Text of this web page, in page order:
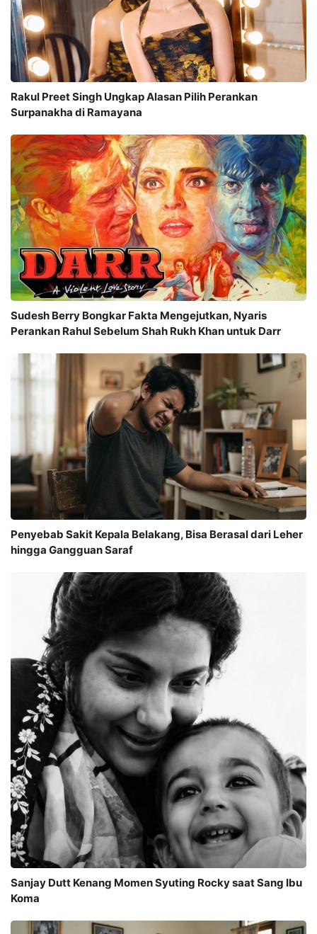
Rakul Preet Singh Ungkap Alasan Pilih Perankan
Surpanakha di Ramayana
Sudesh Berry Bongkar Fakta Mengejutkan, Nyaris
Perankan Rahul Sebelum Shah Rukh Khan untuk Darr
Penyebab Sakit Kepala Belakang, Bisa Berasal dari Leher
hingga Gangguan Saraf
Sanjay Dutt Kenang Momen Syuting Rocky saat Sang Ibu
Koma